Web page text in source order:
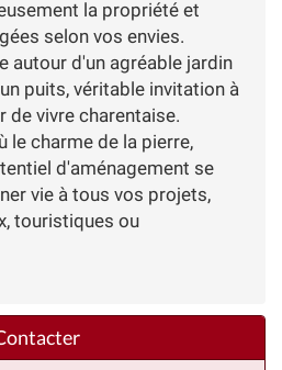
la propriété et
selon vos envies.
autour d'un agréable jardin
puits, véritable invitation à
de vivre charentaise.
le charme de la pierre,
d'aménagement se
vie à tous vos projets,
touristiques ou